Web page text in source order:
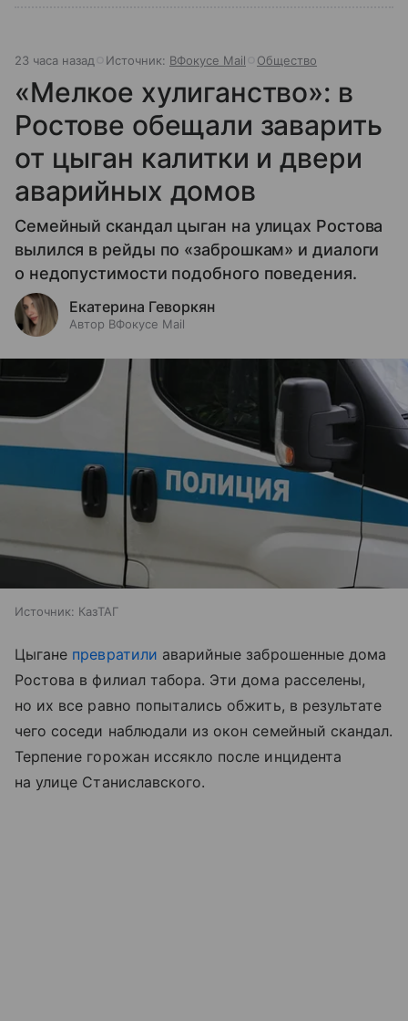
23 часа назад Источник: ВФокусе Mail Общество
«Мелкое хулиганство»: в
Ростове обещали заварить
от цыган калитки и двери
аварийных домов
Семейный скандал цыган на улицах Ростова
вылился в рейды по «заброшкам» и диалоги
о недопустимости подобного поведения.
Екатерина Геворкян
Автор ВФокусе Mail
Источник: КазТАГ
Цыгане превратили аварийные заброшенные дома
Ростова в филиал табора. Эти дома расселены,
но их все равно попытались обжить, в результате
чего соседи наблюдали из окон семейный скандал.
Терпение горожан иссякло после инцидента
на улице Станиславского.